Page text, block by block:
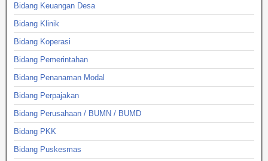
Bidang Keuangan Desa
Bidang Klinik
Bidang Koperasi
Bidang Pemerintahan
Bidang Penanaman Modal
Bidang Perpajakan
Bidang Perusahaan / BUMN / BUMD
Bidang PKK
Bidang Puskesmas